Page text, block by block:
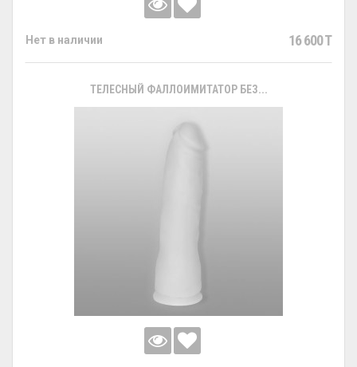
Нет в наличии 16 600 T
ТЕЛЕСНЫЙ ФАЛЛОИМИТАТОР БЕЗ...